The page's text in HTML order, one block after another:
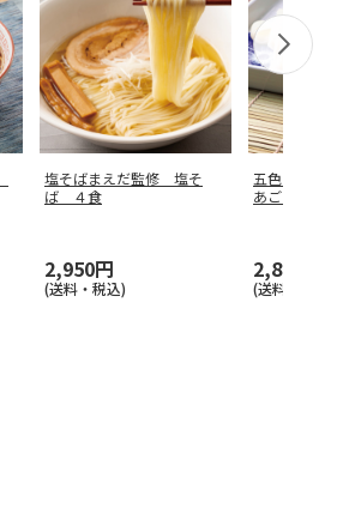
塩そばまえだ監修 塩そ
ば ４食
2,950円
(送料・税込)
五色そうめ
あごだしつ
2,800円
(送料・税込)